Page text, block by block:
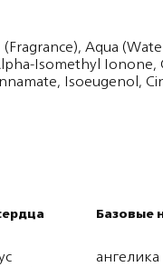
Aqua
Isomethyl Ionone,
Isoeugenol,
Базовые
ангелика